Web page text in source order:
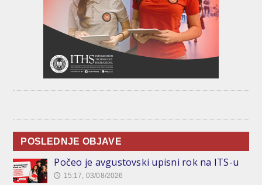
POSLEDNJE OBJAVE
Počeo je avgustovski upisni rok na ITS-u
🕔 15:17, 03/08/2026